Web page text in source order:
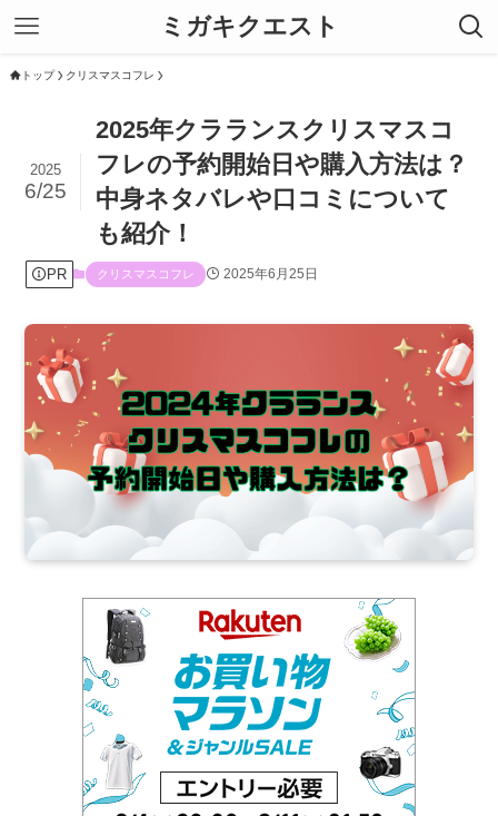
ミガキクエスト
トップ クリスマスコフレ
2025年クラランスクリスマスコ
フレの予約開始日や購入方法は？
中身ネタバレや口コミについて
も紹介！
2025
6/25
PR クリスマスコフレ 2025年6月25日